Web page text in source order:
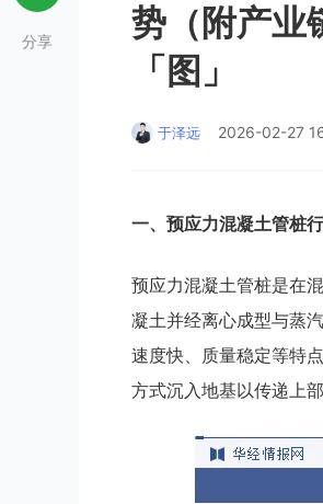
势（附产业
「图」
于泽远 2026-02-27
一、 预应力混凝土管桩
预应力混凝土管桩是在
凝土并经离心成型与蒸
速度快、质量稳定等特
方式沉入地基以传递上
分享